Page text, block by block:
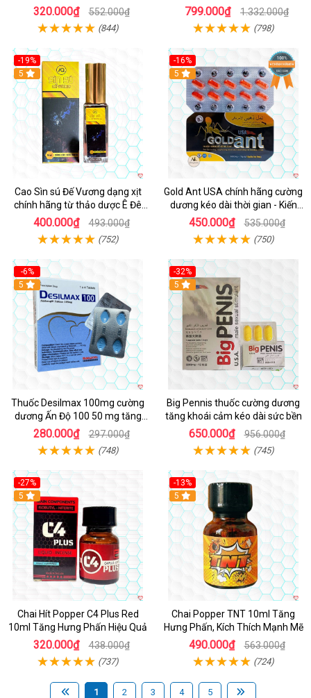
Khoái
320.000₫ 552.000₫
(844)
nam
799.000₫ 1.332.000₫
(798)
-19%
5
Cao Sìn sú Đế Vương dạng xịt
chính hãng từ thảo dược Ê Đê
Việt Nam
400.000₫ 493.000₫
(752)
-16%
5
Gold Ant USA chính hãng cường
dương kéo dài thời gian - Kiến
Vàng Đen Tây Tạng
450.000₫ 535.000₫
(750)
-6%
5
Thuốc Desilmax 100mg cường
dương Ấn Độ 100 50 mg tăng
sinh lý tốt nhất
280.000₫ 297.000₫
(748)
-32%
5
Big Pennis thuốc cường dương
tăng khoái cảm kéo dài sức bền
650.000₫ 956.000₫
(745)
-27%
5
Chai Hít Popper C4 Plus Red
10ml Tăng Hưng Phấn Hiệu Quả
320.000₫ 438.000₫
(737)
-13%
5
Chai Popper TNT 10ml Tăng
Hưng Phấn, Kích Thích Mạnh Mẽ
490.000₫ 563.000₫
(724)
1 2 3 4 5